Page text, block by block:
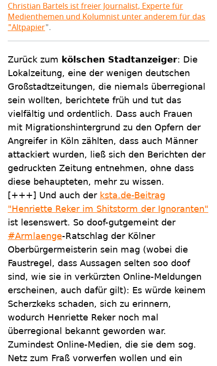
Christian Bartels ist freier Journalist, Experte für
Medienthemen und Kolumnist unter anderem für das
"Altpapier".
Zurück zum kölschen Stadtanzeiger: Die
Lokalzeitung, eine der wenigen deutschen
Großstadtzeitungen, die niemals überregional
sein wollten, berichtete früh und tut das
vielfältig und ordentlich. Dass auch Frauen
mit Migrationshintergrund zu den Opfern der
Angreifer in Köln zählten, dass auch Männer
attackiert wurden, ließ sich den Berichten der
gedruckten Zeitung entnehmen, ohne dass
diese behaupteten, mehr zu wissen.
[+++] Und auch der ksta.de-Beitrag
"Henriette Reker im Shitstorm der Ignoranten"
ist lesenswert. So doof-gutgemeint der
#Armlaenge-Ratschlag der Kölner
Oberbürgermeisterin sein mag (wobei die
Faustregel, dass Aussagen selten soo doof
sind, wie sie in verkürzten Online-Meldungen
erscheinen, auch dafür gilt): Es würde keinem
Scherzkeks schaden, sich zu erinnern,
wodurch Henriette Reker noch mal
überregional bekannt geworden war.
Zumindest Online-Medien, die sie dem sog.
Netz zum Fraß vorwerfen wollen und ein